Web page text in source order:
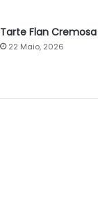
Tarte Flan Cremosa
22 Maio, 2026